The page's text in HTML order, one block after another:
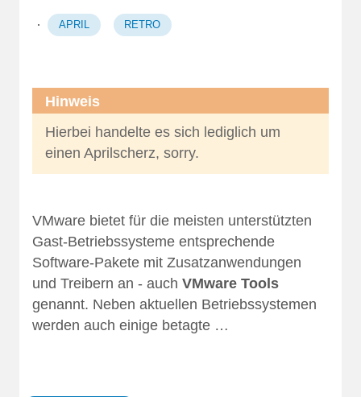
· APRIL RETRO
Hinweis
Hierbei handelte es sich lediglich um
einen Aprilscherz, sorry.
VMware bietet für die meisten unterstützten
Gast-Betriebssysteme entsprechende
Software-Pakete mit Zusatzanwendungen
und Treibern an - auch VMware Tools
genannt. Neben aktuellen Betriebssystemen
werden auch einige betagte …